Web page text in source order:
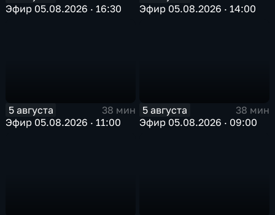
Эфир 05.08.2026 · 16:30
Эфир 05.08.2026 · 14:00
5 августа
38 мин
Эфир 05.08.2026 · 11:00
5 августа
38 мин
Эфир 05.08.2026 · 09:00